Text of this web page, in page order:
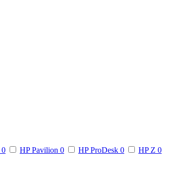
0 HP Pavilion 0 HP ProDesk 0 HP Z 0